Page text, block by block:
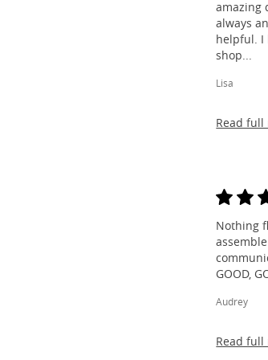
amazing
always
helpful. I
shop...
Lisa
Read full
Nothing
GOOD,
Audrey
Read full